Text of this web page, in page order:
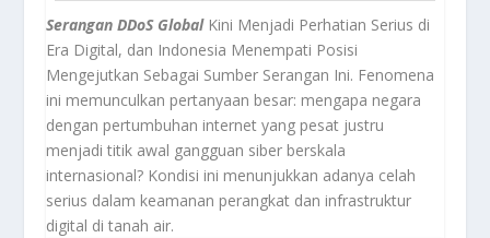
Serangan DDoS GlobalKini Menjadi Perhatian Serius di
Era Digital, dan Indonesia Menempati Posisi
Mengejutkan Sebagai Sumber Serangan Ini. Fenomena
ini memunculkan pertanyaan besar: mengapa negara
dengan pertumbuhan internet yang pesat justru
menjadi titik awal gangguan siber berskala
internasional? Kondisi ini menunjukkan adanya celah
serius dalam keamanan perangkat dan infrastruktur
digital di tanah air.